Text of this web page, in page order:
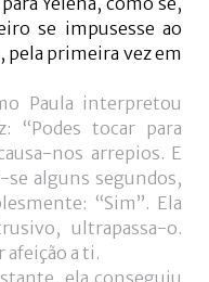
se impusesse ao
pela primeira vez em
Paula interpretou
“Podes tocar para
nos arrepios. E
se alguns segundos,
“Sim”. Ela
ultrapassa-o.
afeição a ti.